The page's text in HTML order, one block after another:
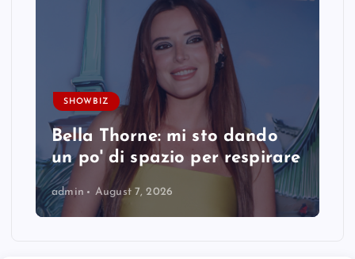
SHOWBIZ
Bella Thorne: mi sto dando
un po' di spazio per respirare
admin August 7, 2026